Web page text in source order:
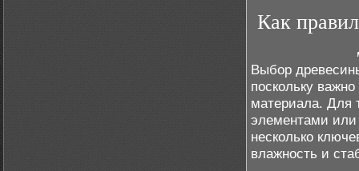
Как
Выбор
поскольку
материала. Для
элементами или
несколько
влажность и